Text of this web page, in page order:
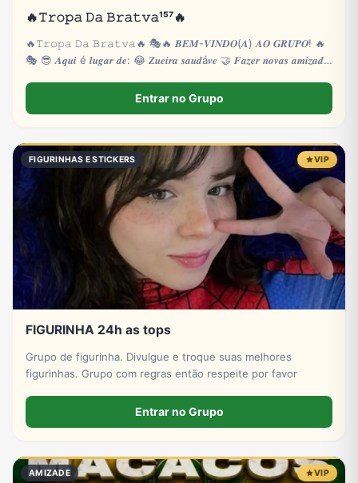
🔥𝚃𝚛𝚘𝚙𝚊 𝙳𝚊 𝙱𝚛𝚊𝚝𝚟𝚊¹⁵⁷🔥
🔥𝚃𝚛𝚘𝚙𝚊 𝙳𝚊 𝙱𝚛𝚊𝚝𝚟𝚊🔥 🎭🔥 𝑩𝑬𝑴-𝑽𝑰𝑵𝑫𝑶(𝑨) 𝑨𝑶 𝑮𝑹𝑼𝑷𝑶! 🔥
🎭 😎 𝑨𝒒𝒖𝒊 é 𝒍𝒖𝒈𝒂𝒓 𝒅𝒆: 😂 𝒁𝒖𝒆𝒊𝒓𝒂 𝒔𝒂𝒖𝒅á𝒗𝒆 🤝 𝑭𝒂𝒛𝒆𝒓 𝒏𝒐𝒗𝒂𝒔 𝒂𝒎𝒊𝒛𝒂𝒅𝒆𝒔
Entrar no Grupo
FIGURINHAS E STICKERS VIP
FIGURINHA 24h as tops
Grupo de figurinha. Divulgue e troque suas melhores
figurinhas. Grupo com regras então respeite por favor
Entrar no Grupo
AMIZADE VIP